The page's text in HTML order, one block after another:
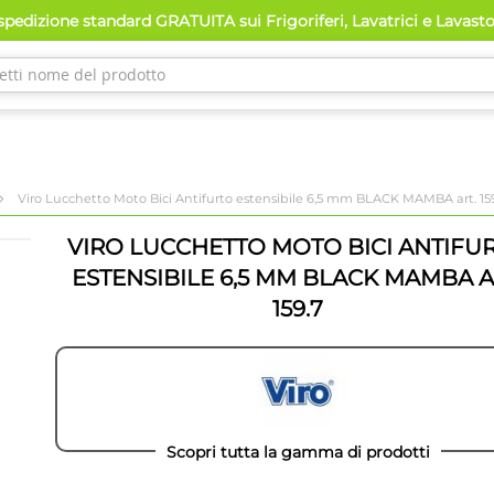
standard GRATUITA sui Frigoriferi, Lavatrici e
Viro Lucchetto Moto Bici Antifurto estensibile 6,5 mm BLACK MAMBA art.
VIRO LUCCHETTO MOTO BICI
ESTENSIBILE 6,5 MM BLACK MAMBA
159.7
Scopri tutta la gamma di prodotti